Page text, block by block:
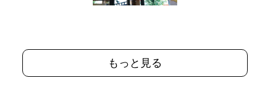
もっと見る